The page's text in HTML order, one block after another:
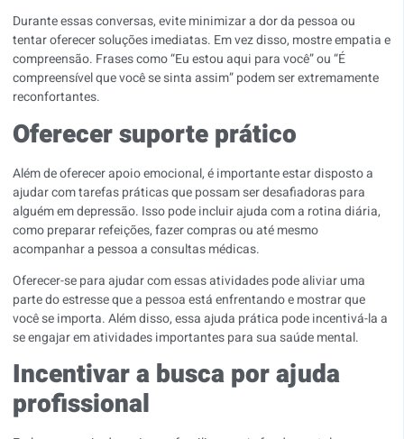
Durante essas conversas, evite minimizar a dor da pessoa ou
tentar oferecer soluções imediatas. Em vez disso, mostre empatia e
compreensão. Frases como “Eu estou aqui para você” ou “É
compreensível que você se sinta assim” podem ser extremamente
reconfortantes.
Oferecer suporte prático
Além de oferecer apoio emocional, é importante estar disposto a
ajudar com tarefas práticas que possam ser desafiadoras para
alguém em depressão. Isso pode incluir ajuda com a rotina diária,
como preparar refeições, fazer compras ou até mesmo
acompanhar a pessoa a consultas médicas.
Oferecer-se para ajudar com essas atividades pode aliviar uma
parte do estresse que a pessoa está enfrentando e mostrar que
você se importa. Além disso, essa ajuda prática pode incentivá-la a
se engajar em atividades importantes para sua saúde mental.
Incentivar a busca por ajuda
profissional